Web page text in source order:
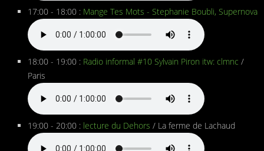
17:00 - 18:00 : Mange Tes Mots - Stephanie Boubli, Supernova
18:00 - 19:00 : Radio informal #10 Sylvain Piron itw: clmnc /
Paris
19:00 - 20:00 : lecture du Dehors / La ferme de Lachaud